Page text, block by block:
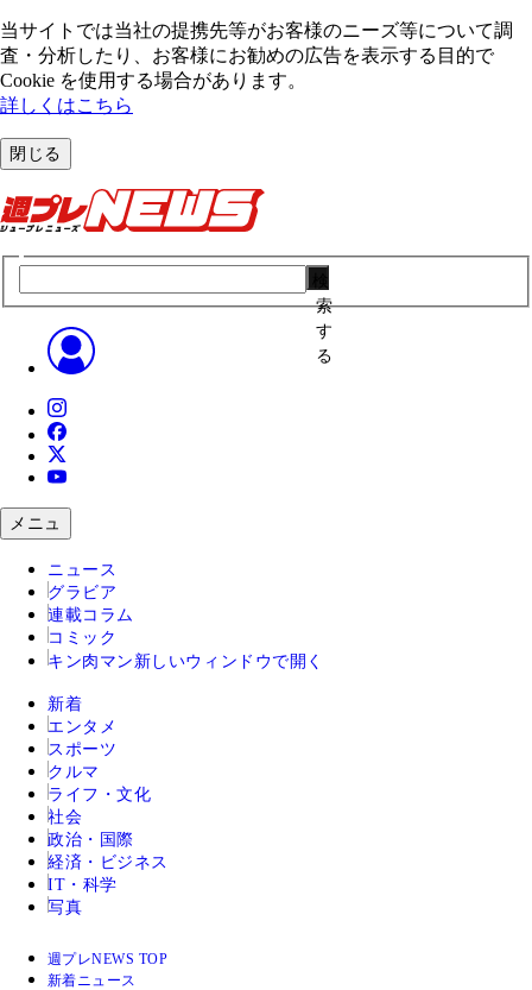
当サイトでは当社の提携先等がお客様のニーズ等について調
査・分析したり、お客様にお勧めの広告を表⽰する⽬的で
Cookie を使⽤する場合があります。
詳しくはこちら
閉じる
索
す
る
メニュ
ニュース
グラビア
連載コラム
コミック
キン肉マン 新しいウィンドウで開く
新着
エンタメ
スポーツ
クルマ
ライフ・文化
社会
政治・国際
経済・ビジネス
IT・科学
写真
週プレNEWS TOP
新着ニュース